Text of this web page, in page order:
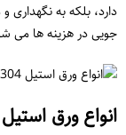
دارد، بلکه به
‌جویی در هزینه ‌ها می
انواع ورق استیل